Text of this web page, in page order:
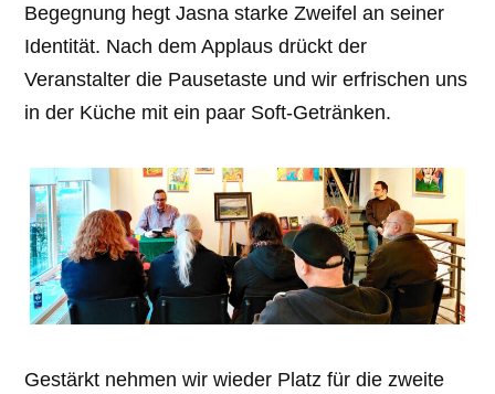
Begegnung hegt Jasna starke Zweifel an seiner
Identität. Nach dem Applaus drückt der
Veranstalter die Pausetaste und wir erfrischen uns
in der Küche mit ein paar Soft-Getränken.
Gestärkt nehmen wir wieder Platz für die zweite